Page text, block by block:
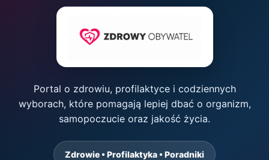
Portal o zdrowiu, profilaktyce i codziennych
wyborach, które pomagają lepiej dbać o organizm,
samopoczucie oraz jakość życia.
Zdrowie • Profilaktyka • Poradniki